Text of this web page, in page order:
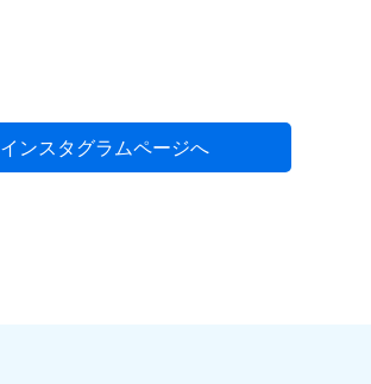
インスタグラムページへ